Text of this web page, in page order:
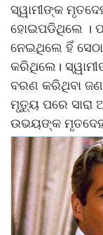
ସ୍ୱାମୀଙ୍କ
ହୋଇପଡିଥିଲେ ।
ନେଇଥିଲେ ହିଁ
କରିଥିଲେ।
ବରଣ କରିଥିବା
ମୃତ୍ୟୁ ପରେ ସାରା
ଉଭୟଙ୍କ